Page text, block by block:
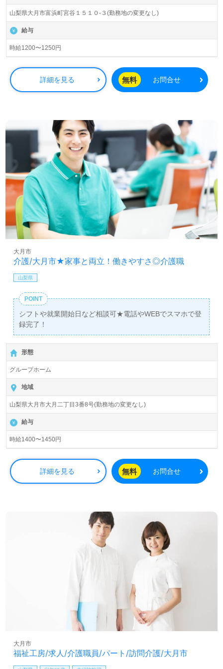
山梨県大月市富浜町宮谷１５１０-３(勤務地の変更なし)
給与
時給1200〜1250円
詳細を見る 無料 お問合せ
介護/大月市★家事と両立！働きやすさ◎介護職
大月市
山梨県
POINT
シフトや就業開始日など相談可★電話やWEBでスマホで登
録完了！
形態
グループホーム
地域
山梨県大月市大月二丁目3番8号(勤務地の変更なし)
給与
時給1400〜1450円
詳細を見る 無料 お問合せ
福祉工房/求人/介護職員/パート/訪問介護/大月市
大月市